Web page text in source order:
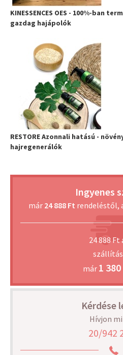
KINESSENCES OES - 100%-ban
gazdag hajápolók
RESTORE Azonnali hatású -
hajregenerálók
Ingyenes
már 24 888 Ft rendeléstől,
24 888
már 1 380
Kérdése
Hívjon
20/942